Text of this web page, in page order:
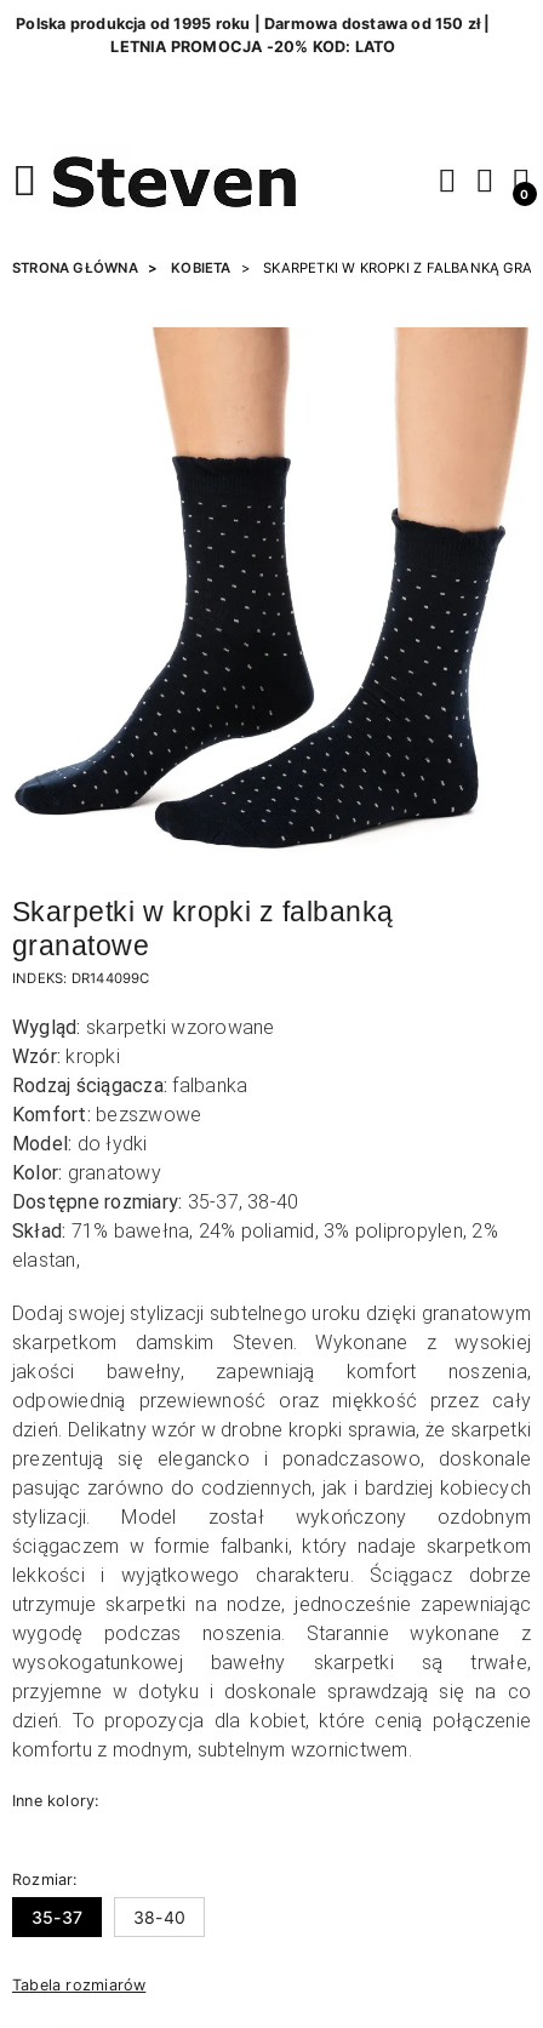
Polska produkcja od 1995 roku | Darmowa dostawa od 150 zł |
LETNIA PROMOCJA -20% KOD: LATO
0
STRONA GŁÓWNA KOBIETA SKARPETKI W KROPKI Z FALBANKĄ
Skarpetki w kropki z falbanką
granatowe
INDEKS: DR144099C
Wygląd: skarpetki wzorowane
Wzór: kropki
Rodzaj ściągacza: falbanka
Komfort: bezszwowe
Model: do łydki
Kolor: granatowy
Dostępne rozmiary: 35-37, 38-40
Skład: 71% bawełna, 24% poliamid, 3% polipropylen, 2%
elastan,
Dodaj swojej stylizacji subtelnego uroku dzięki granatowym
skarpetkom damskim Steven. Wykonane z wysokiej
jakości bawełny, zapewniają komfort noszenia,
odpowiednią przewiewność oraz miękkość przez cały
dzień. Delikatny wzór w drobne kropki sprawia, że skarpetki
prezentują się elegancko i ponadczasowo, doskonale
pasując zarówno do codziennych, jak i bardziej kobiecych
stylizacji. Model został wykończony ozdobnym
ściągaczem w formie falbanki, który nadaje skarpetkom
lekkości i wyjątkowego charakteru. Ściągacz dobrze
utrzymuje skarpetki na nodze, jednocześnie zapewniając
wygodę podczas noszenia. Starannie wykonane z
wysokogatunkowej bawełny skarpetki są trwałe,
przyjemne w dotyku i doskonale sprawdzają się na co
dzień. To propozycja dla kobiet, które cenią połączenie
komfortu z modnym, subtelnym wzornictwem.
Inne kolory:
Rozmiar:
35-37 38-40
Tabela rozmiarów